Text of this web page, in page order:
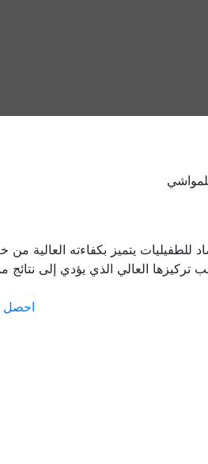
يتميز بكفاءته العالية من
العالي الذي يؤدي إلى نتائج
احصل